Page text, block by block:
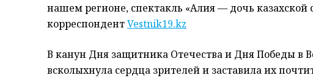
нашем регионе, спектакль «Алия — дочь казахской
корреспондентVestnik19.kz
В канун Дня защитника Отечества и Дня Победы в
всколыхнула сердца зрителей и заставила их